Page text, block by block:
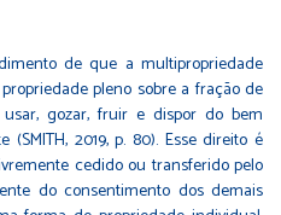
de que a multipropriedade
pleno sobre a fração de
gozar, fruir e dispor do bem
2019, p. 80). Esse direito é
cedido ou transferido pelo
do consentimento dos demais